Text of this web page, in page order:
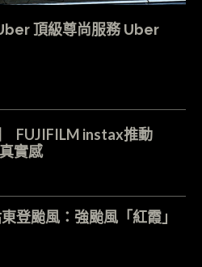
頂級尊尚服務 Uber
FUJIFILM instax推動
實感
登颱風：強颱風「紅霞」